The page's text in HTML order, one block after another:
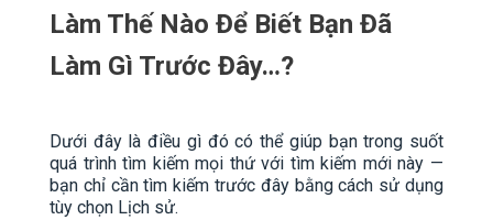
Làm Thế Nào Để Biết Bạn Đã
Làm Gì Trước Đây…?
Dưới đây là điều gì đó có thể giúp bạn trong suốt
quá trình tìm kiếm mọi thứ với tìm kiếm mới này —
bạn chỉ cần tìm kiếm trước đây bằng cách sử dụng
tùy chọn Lịch sử.